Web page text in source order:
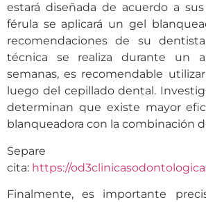
estará diseñada de acuerdo a
férula se aplicará un gel
recomendaciones de su
técnica se realiza durante un
semanas, es recomendable
luego del cepillado dental.
determinan que existe mayor
blanqueadora con la combinación
cita: https://
Finalmente, es importante